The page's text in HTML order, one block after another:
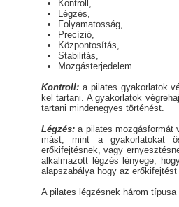
Kontroll,
Légzés,
Folyamatosság,
Precízió,
Központosítás,
Stabilitás,
Mozgásterjedelem.
Kontroll: a pilates gyakorlatok
kel tartani. A gyakorlatok
tartani mindenegyes történést.
Légzés: a pilates mozgásformát
mást, mint a gyakorlatokat
erőkifejtésnek, vagy
alkalmazott légzés lényege,
alapszabálya hogy az
A pilates légzésnek három típusa